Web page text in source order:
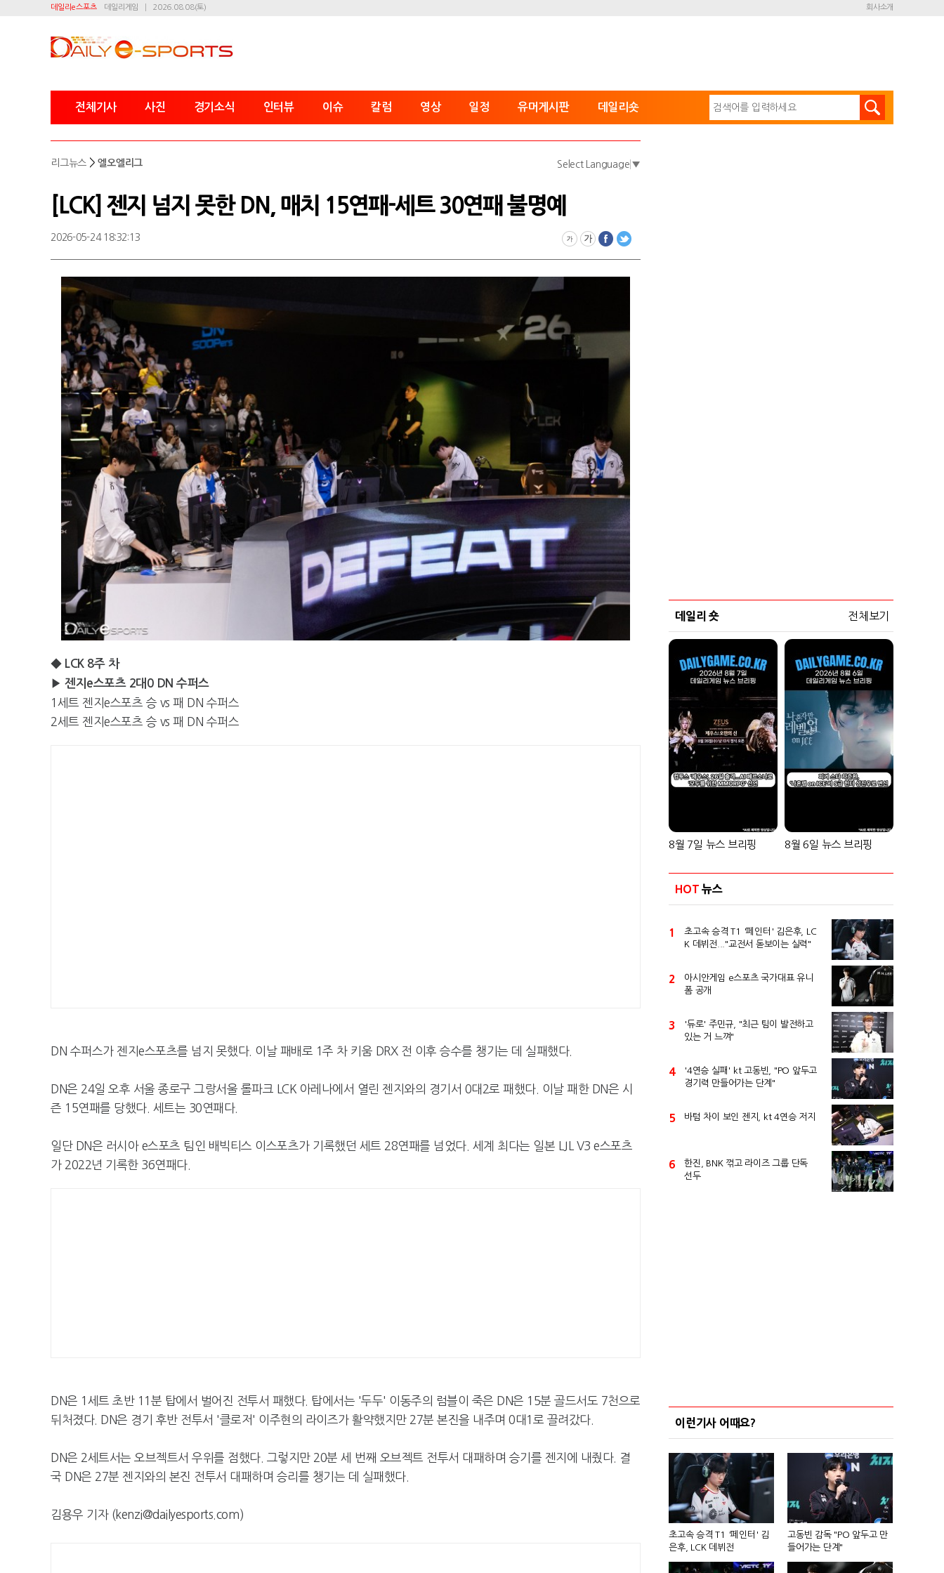
데일리e스포츠 데일리게임 2026.08.08(토) 회사소개
전체기사 사진 경기소식 인터뷰 이슈 칼럼 영상 일정 유머게시판 데일리숏
리그뉴스 >엘오엘리그 Select Language ▼
[LCK] 젠지 넘지 못한 DN, 매치 15연패-세트 30연패 불명예
2026-05-24 18:32:13
◆ LCK 8주 차
▶ 젠지e스포츠 2대0 DN 수퍼스
1세트 젠지e스포츠 승 vs 패 DN 수퍼스
2세트 젠지e스포츠 승 vs 패 DN 수퍼스
DN 수퍼스가 젠지e스포츠를 넘지 못했다. 이날 패배로 1주 차 키움 DRX 전 이후 승수를 챙기는 데 실패했다.
DN은 24일 오후 서울 종로구 그랑서울 롤파크 LCK 아레나에서 열린 젠지와의 경기서 0대2로 패했다. 이날 패한 DN은 시
즌 15연패를 당했다. 세트는 30연패다.
일단 DN은 러시아 e스포츠 팀인 배빅티스 이스포츠가 기록했던 세트 28연패를 넘었다. 세계 최다는 일본 LJL V3 e스포츠
가 2022년 기록한 36연패다.
DN은 1세트 초반 11분 탑에서 벌어진 전투서 패했다. 탑에서는 '두두' 이동주의 럼블이 죽은 DN은 15분 골드서도 7천으로
뒤처졌다. DN은 경기 후반 전투서 '클로저' 이주현의 라이즈가 활약했지만 27분 본진을 내주며 0대1로 끌려갔다.
DN은 2세트서는 오브젝트서 우위를 점했다. 그렇지만 20분 세 번째 오브젝트 전투서 대패하며 승기를 젠지에 내줬다. 결
국 DN은 27분 젠지와의 본진 전투서 대패하며 승리를 챙기는 데 실패했다.
김용우 기자 (kenzi@dailyesports.com)
데일리 숏 전체보기
8월 7일 뉴스 브리핑 8월 6일 뉴스 브리핑
HOT 뉴스
1
초고속 승격 T1 '페인터' 김은후, LC
K 데뷔전..."교전서 돋보이는 실력"
2
아시안게임 e스포츠 국가대표 유니
폼 공개
3
'듀로' 주민규, "최근 팀이 발전하고
있는 거 느껴"
4
'4연승 실패' kt 고동빈, "PO 앞두고
경기력 만들어가는 단계"
5 바텀 차이 보인 젠지, kt 4연승 저지
6
한진, BNK 꺾고 라이즈 그룹 단독
선두
이런기사 어때요?
초고속 승격 T1 '페인터' 김
은후, LCK 데뷔전
고동빈 감독 "PO 앞두고 만
들어가는 단계"